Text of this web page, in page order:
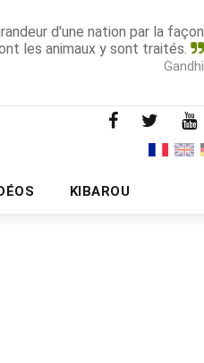
d'une nation par la façon
les animaux y sont traités.
Gandhi
KIBAROU